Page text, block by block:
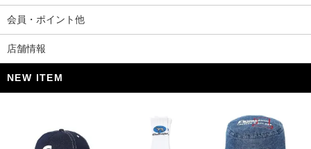
会員・ポイント他
店舗情報
NEW ITEM